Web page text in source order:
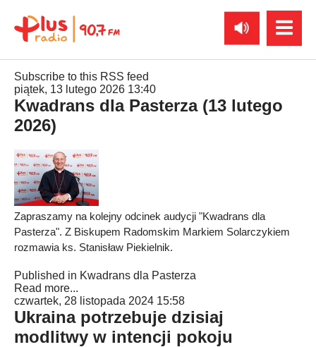
Subscribe to this RSS feed
piątek, 13 lutego 2026 13:40
Kwadrans dla Pasterza (13 lutego
2026)
Zapraszamy na kolejny odcinek audycji "Kwadrans dla
Pasterza". Z Biskupem Radomskim Markiem Solarczykiem
rozmawia ks. Stanisław Piekielnik.
Published in Kwadrans dla Pasterza
Read more...
czwartek, 28 listopada 2024 15:58
Ukraina potrzebuje dzisiaj
modlitwy w intencji pokoju